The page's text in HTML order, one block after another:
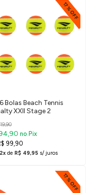
17% OFF
Bolas Beach Tennis
XXII Stage 2
no Pix
99,90
2x de R$ 49,95 s/ juros
17% OFF